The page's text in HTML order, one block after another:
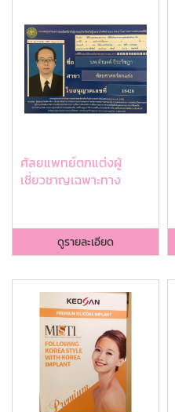
ศัลยแพทย์ตกแต่งผู้
เชี่ยวชาญเฉพาะทาง
ดูรายละเอียด